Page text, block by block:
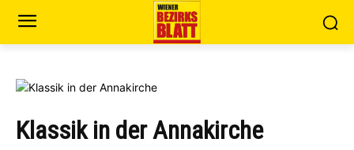
Klassik in der Annakirche